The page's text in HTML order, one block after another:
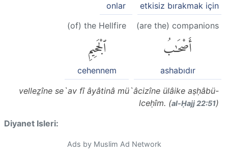
etkisiz bırakmak için
onlar
(are the) companions
أَصْحَٰبُ
ashabıdır
(of) the Hellfire
ٱلْجَحِيمِ
cehennem
velleẕîne se`av fî âyâtinâ mü`âcizîne ülâike aṣḥâbü-
lceḥîm. (al-Ḥajj 22:51)
Diyanet Isleri:
Ads by Muslim Ad Network